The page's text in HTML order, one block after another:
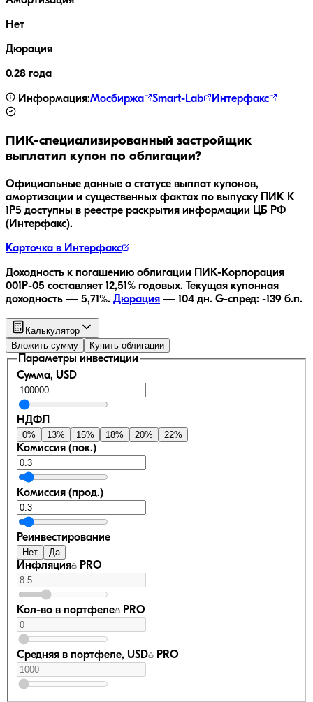
Нет
Дюрация
0.28 года
Информация:Мосбиржа Smart-Lab Интерфакс
ПИК-специализированный застройщик
выплатил купон по облигации?
Официальные данные о статусе выплат купонов,
амортизации и существенных фактах по выпуску ПИК К
1P5 доступны в реестре раскрытия информации ЦБ РФ
(Интерфакс).
Карточка в Интерфакс
Доходность к погашению облигации ПИК-Корпорация
001Р-05 составляет 12,51% годовых. Текущая купонная
доходность — 5,71%. Дюрация — 104 дн. G-спред: -139 б.п.
Калькулятор
Вложить сумму
Купить облигации
Параметры инвестиции
Сумма, USD
НДФЛ
0% 13% 15% 18% 20% 22%
Комиссия (пок.)
Комиссия (прод.)
Реинвестирование
Нет Да
Инфляция PRO
Кол-во в портфеле PRO
Средняя в портфеле, USD PRO